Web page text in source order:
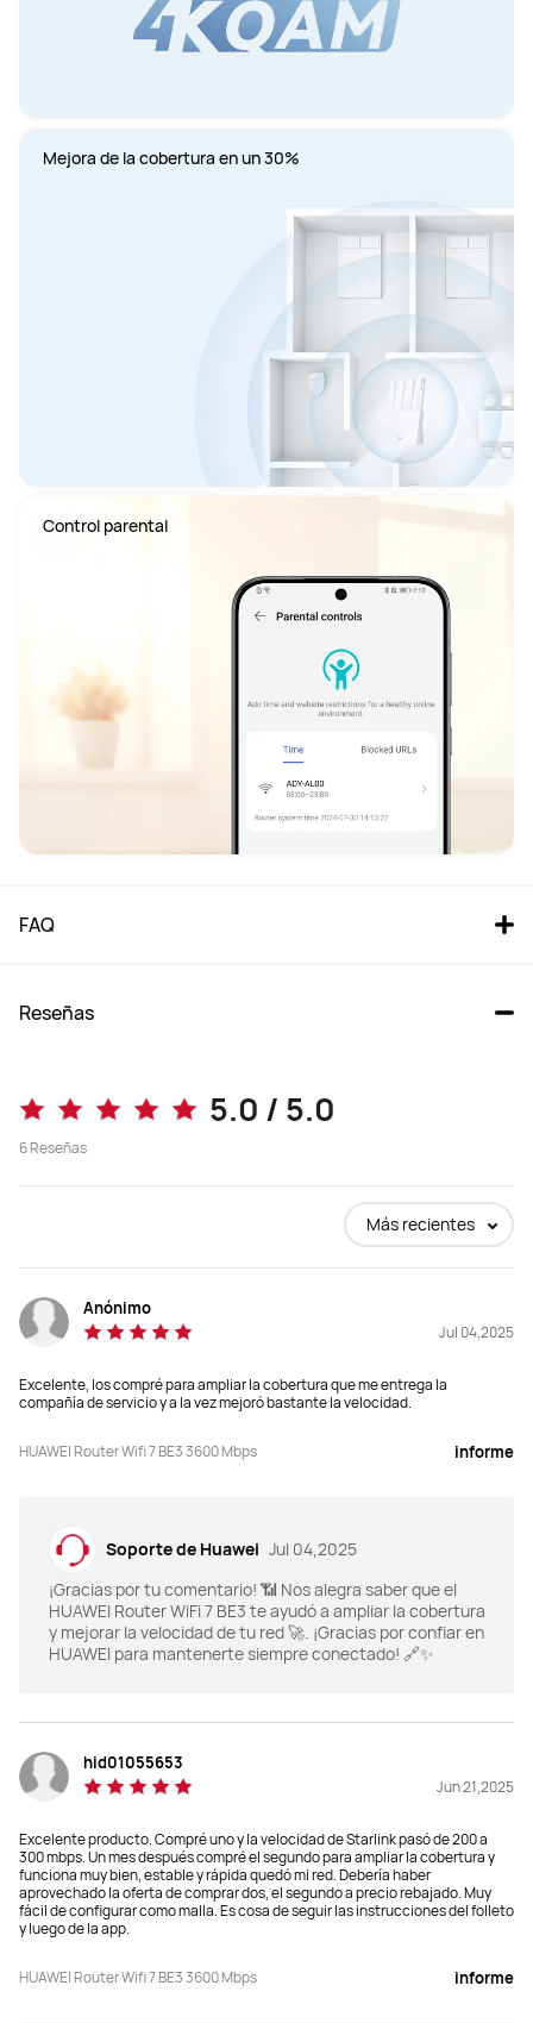
Mejora de la cobertura en un 30%
FAQ
Reseñas
5.0 / 5.0
6Reseñas
Más recientes
Anónimo
Jul 04,2025
Excelente, los compré para ampliar la cobertura que me entrega la
compañía de servicio y a la vez mejoró bastante la velocidad.
HUAWEI Router Wifi 7 BE3 3600 Mbps informe
Soporte de Huawei Jul 04,2025
¡Gracias por tu comentario! 📶 Nos alegra saber que el
HUAWEI Router WiFi 7 BE3 te ayudó a ampliar la cobertura
y mejorar la velocidad de tu red 🚀. ¡Gracias por confiar en
HUAWEI para mantenerte siempre conectado! 🔗✨
hid01055653
Jun 21,2025
Excelente producto. Compré uno y la velocidad de Starlink pasó de 200 a
300 mbps. Un mes después compré el segundo para ampliar la cobertura y
funciona muy bien, estable y rápida quedó mi red. Debería haber
aprovechado la oferta de comprar dos, el segundo a precio rebajado. Muy
fácil de configurar como malla. Es cosa de seguir las instrucciones del folleto
y luego de la app.
HUAWEI Router Wifi 7 BE3 3600 Mbps informe